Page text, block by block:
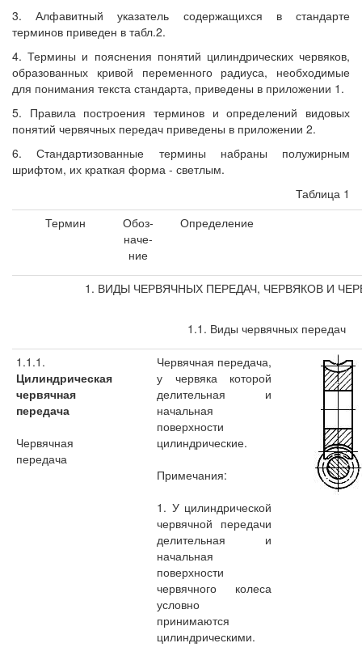
3. Алфавитный указатель содержащихся в стандарте
терминов приведен в табл.2.
4. Термины и пояснения понятий цилиндрических червяков,
образованных кривой переменного радиуса, необходимые
для понимания текста стандарта, приведены в приложении 1.
5. Правила построения терминов и определений видовых
понятий червячных передач приведены в приложении 2.
6. Стандартизованные термины набраны полужирным
шрифтом, их краткая форма - светлым.
Таблица 1
Термин
Обоз-
наче-
ние
Определение
1. ВИДЫ ЧЕРВЯЧНЫХ ПЕРЕДАЧ, ЧЕРВЯКОВ И
1.1. Виды червячных передач
1.1.1.
Цилиндрическая
червячная
передача
Червячная
передача
Червячная передача,
у червяка которой
делительная и
начальная
поверхности
цилиндрические.
Примечания:
1. У цилиндрической
червячной передачи
делительная и
начальная
поверхности
червячного колеса
условно
принимаются
цилиндрическими.